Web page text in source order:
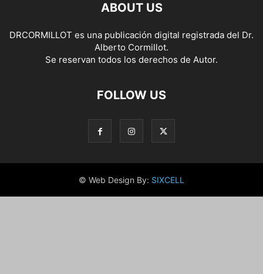
ABOUT US
DRCORMILLOT es una publicación digital registrada del Dr.
Alberto Cormillot.
Se reservan todos los derechos de Autor.
FOLLOW US
© Web Design By: SIXCELL